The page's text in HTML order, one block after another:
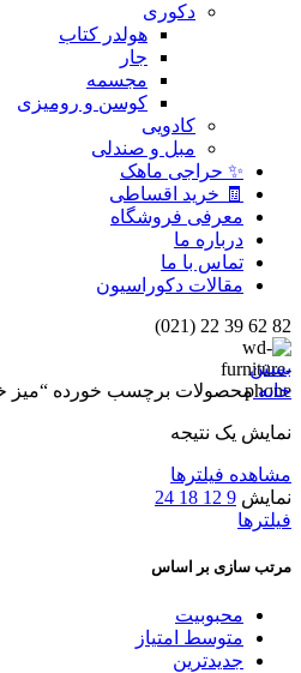
دکوری
هولدر کتاب
جار
مجسمه
کوسن و رومیزی
کادویی
مبل و صندلی
✨ حراجی ماهک
🧾 خرید اقساطی
معرفی فروشگاه
درباره ما
تماس با ما
مقالات دکوراسیون
82 62 39 22 (021)
بستن
خانهمحصولات برچسب خورده “میز
نمایش یک نتیجه
مشاهده فیلترها
نمایش 9
12
18
24
فیلترها
مرتب سازی بر اساس
محبوبیت
متوسط امتیاز
جدیدترین